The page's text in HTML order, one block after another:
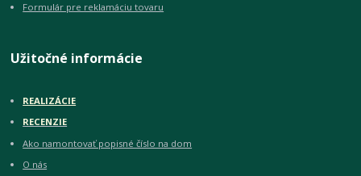
Formulár pre reklamáciu tovaru
Užitočné informácie
REALIZÁCIE
RECENZIE
Ako namontovať popisné číslo na dom
O nás